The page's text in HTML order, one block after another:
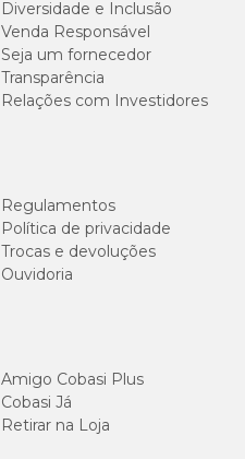
Diversidade e Inclusão
Venda Responsável
Seja um fornecedor
Transparência
Relações com Investidores
Regulamentos
Política de privacidade
Trocas e devoluções
Ouvidoria
Amigo Cobasi Plus
Cobasi Já
Retirar na Loja